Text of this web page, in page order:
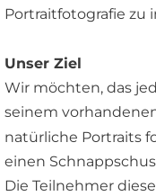
Portraitfotografie zu
Unser Ziel
Wir möchten, das
seinem
natürliche Portraits
einen
Die Teilnehmer